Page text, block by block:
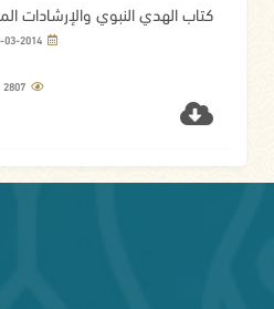
كتاب الهدي النبوي والإرشادات
16-03-2014
2807